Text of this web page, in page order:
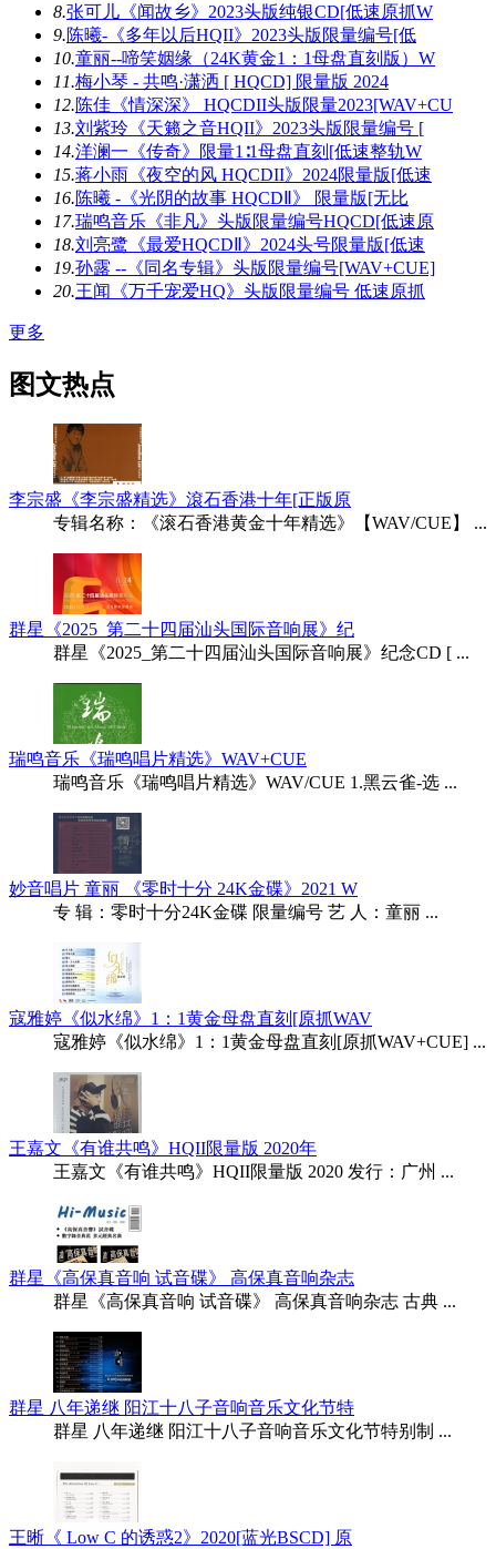
8.张可儿《闻故乡》2023头版纯银CD[低速原抓W
9.陈曦-《多年以后HQII》2023头版限量编号[低
10.童丽--啼笑姻缘（24K黄金1：1母盘直刻版）W
11.梅小琴 - 共鸣·潇洒 [ HQCD] 限量版 2024
12.陈佳《情深深》 HQCDII头版限量2023[WAV+CU
13.刘紫玲《天籁之音HQII》2023头版限量编号 [
14.洋澜一《传奇》限量1∶1母盘直刻[低速整轨W
15.蒋小雨《夜空的风 HQCDII》2024限量版[低速
16.陈曦 -《光阴的故事 HQCDⅡ》 限量版[无比
17.瑞鸣音乐《非凡》头版限量编号HQCD[低速原
18.刘亮鹭《最爱HQCDⅡ》2024头号限量版[低速
19.孙露 --《同名专辑》头版限量编号[WAV+CUE]
20.王闻《万千宠爱HQ》头版限量编号 低速原抓
更多
图文热点
李宗盛《李宗盛精选》滾石香港十年[正版原
专辑名称：《滚石香港黄金十年精选》【WAV/CUE】 ...
群星《2025_第二十四届汕头国际音响展》纪
群星《2025_第二十四届汕头国际音响展》纪念CD [ ...
瑞鸣音乐《瑞鸣唱片精选》WAV+CUE
瑞鸣音乐《瑞鸣唱片精选》WAV/CUE 1.黑云雀-选 ...
妙音唱片 童丽 《零时十分 24K金碟》2021 W
专 辑：零时十分24K金碟 限量编号 艺 人：童丽 ...
寇雅婷《似水绵》1：1黄金母盘直刻[原抓WAV
寇雅婷《似水绵》1：1黄金母盘直刻[原抓WAV+CUE] ...
王嘉文《有谁共鸣》HQII限量版 2020年
王嘉文《有谁共鸣》HQII限量版 2020 发行：广州 ...
群星《高保真音响 试音碟》 高保真音响杂志
群星《高保真音响 试音碟》 高保真音响杂志 古典 ...
群星 八年递继 阳江十八子音响音乐文化节特
群星 八年递继 阳江十八子音响音乐文化节特别制 ...
王晰《 Low C 的诱惑2》2020[蓝光BSCD] 原